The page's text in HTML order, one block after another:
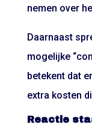
nemen over
Daarnaast
mogelijke
betekent dat
extra kosten
Reactie